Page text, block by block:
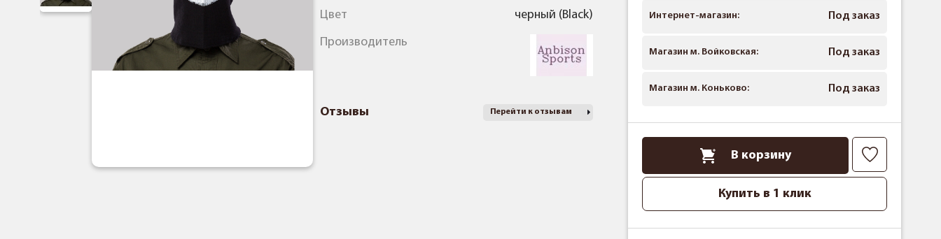
Цвет черный (Black)
Производитель
Отзывы Перейти к отзывам
Интернет-магазин: Под заказ
Магазин м. Войковская: Под заказ
Магазин м. Коньково: Под заказ
В корзину
Купить в 1 клик